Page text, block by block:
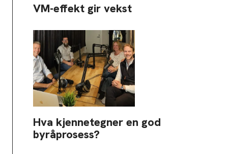
VM-effekt gir vekst
Hva kjennetegner en god
byråprosess?